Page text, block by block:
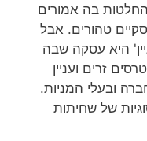
בה אמורים
טהורים. אבל
היא עסקה שבה
זרים ועניין
ובעלי המניות.
של שחיתות